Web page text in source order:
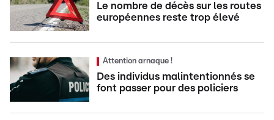
Le nombre de décès sur les routes
européennes reste trop élevé
Attention arnaque !
Des individus malintentionnés se
font passer pour des policiers